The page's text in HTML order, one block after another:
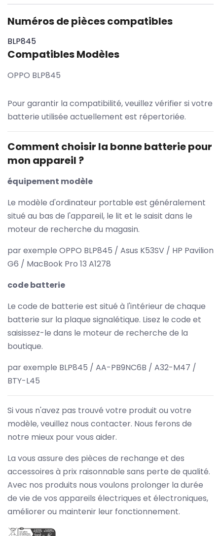
Numéros de pièces compatibles
BLP845
Compatibles Modèles
OPPO BLP845
Pour garantir la compatibilité, veuillez vérifier si votre
batterie utilisée actuellement est répertoriée.
Comment choisir la bonne batterie pour
mon appareil ?
équipement modèle
Le modèle d'ordinateur portable est généralement
situé au bas de l'appareil, le lit et le saisit dans le
moteur de recherche du magasin.
par exemple OPPO BLP845 / Asus K53SV / HP Pavilion
G6 / MacBook Pro 13 A1278
code batterie
Le code de batterie est situé à l'intérieur de chaque
batterie sur la plaque signalétique. Lisez le code et
saisissez-le dans le moteur de recherche de la
boutique.
par exemple BLP845 / AA-PB9NC6B / A32-M47 /
BTY-L45
Si vous n'avez pas trouvé votre produit ou votre
modèle, veuillez nous contacter. Nous ferons de
notre mieux pour vous aider.
La vous assure des pièces de rechange et des
accessoires à prix raisonnable sans perte de qualité.
Avec nos produits nous voulons prolonger la durée
de vie de vos appareils électriques et électroniques,
améliorer ou maintenir leur fonctionnement.